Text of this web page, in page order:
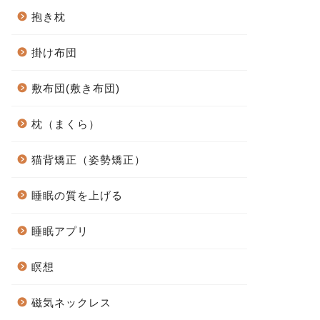
抱き枕
掛け布団
敷布団(敷き布団)
枕（まくら）
猫背矯正（姿勢矯正）
睡眠の質を上げる
睡眠アプリ
瞑想
磁気ネックレス